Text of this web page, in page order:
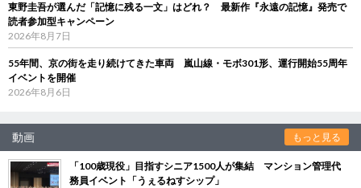
東野圭吾が選んだ「記憶に残る一文」はどれ？ 最新作『永遠の記憶』発売で
読者参加型キャンペーン
2026年8月7日
55年間、京の街を走り続けてきた車両 嵐山線・モボ301形、運行開始55周年
イベントを開催
2026年8月6日
動画 もっと見る
「100歳現役」目指すシニア1500人が集結 マンション管理代
務員イベント「うぇるねすシップ」